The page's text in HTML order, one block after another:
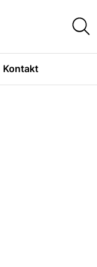
Kontakt